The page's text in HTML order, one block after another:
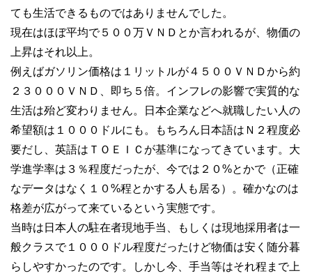
ても生活できるものではありませんでした。
現在はほぼ平均で５００万ＶＮＤとか言われるが、物価の
上昇はそれ以上。
例えばガソリン価格は１リットルが４５００ＶＮＤから約
２３０００ＶＮＤ、即ち５倍。インフレの影響で実質的な
生活は殆ど変わりません。日本企業などへ就職したい人の
希望額は１０００ドルにも。もちろん日本語はＮ２程度必
要だし、英語はＴＯＥＩＣが基準になってきています。大
学進学率は３％程度だったが、今では２０%とかで（正確
なデータはなく１０%程とかする人も居る）。確かなのは
格差が広がって来ているという実態です。
当時は日本人の駐在者現地手当、もしくは現地採用者は一
般クラスで１０００ドル程度だったけど物価は安く随分暮
らしやすかったのです。しかし今、手当等はそれ程まで上